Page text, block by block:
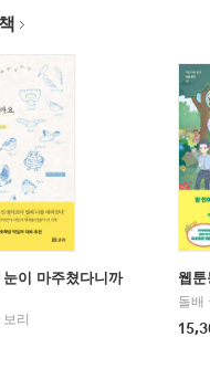
이 마주쳤다니까
보리
웹
돌배